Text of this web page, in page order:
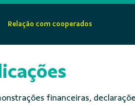
Relação com cooperados
financeiras,